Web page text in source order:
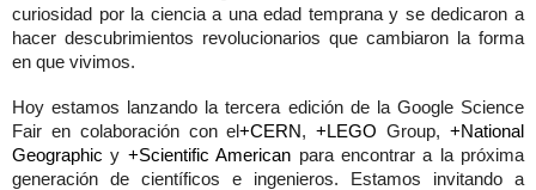
curiosidad por la ciencia a una edad temprana y se dedicaron a
hacer descubrimientos revolucionarios que cambiaron la forma
en que vivimos.
Hoy estamos lanzando la tercera edición de la Google Science
Fair en colaboración con el+CERN,+LEGO Group,+National
Geographic y +Scientific American para encontrar a la próxima
generación de científicos e ingenieros. Estamos invitando a